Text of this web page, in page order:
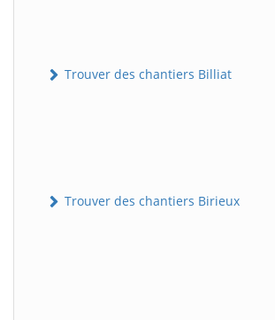
Trouver des chantiers Billiat
Trouver des chantiers Birieux